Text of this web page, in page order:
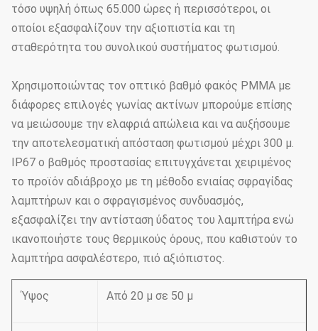
τόσο υψηλή όπως 65.000 ώρες ή περισσότεροι, οι
οποίοι εξασφαλίζουν την αξιοπιστία και τη
σταθερότητα του συνολικού συστήματος φωτισμού.
Χρησιμοποιώντας τον οπτικό βαθμό φακός PMMA με
διάφορες επιλογές γωνίας ακτίνων μπορούμε επίσης
να μειώσουμε την ελαφριά απώλεια και να αυξήσουμε
την αποτελεσματική απόσταση φωτισμού μέχρι 300 μ.
IP67 ο βαθμός προστασίας επιτυγχάνεται χειριμένος
το προϊόν αδιάβροχο με τη μέθοδο ενιαίας σφραγίδας
λαμπτήρων και ο σφραγισμένος συνδυασμός,
εξασφαλίζει την αντίσταση ύδατος του λαμπτήρα ενώ
ικανοποιήστε τους θερμικούς όρους, που καθιστούν το
λαμπτήρα ασφαλέστερο, πιό αξιόπιστος.
Ύψος Από 20 μ σε 50 μ